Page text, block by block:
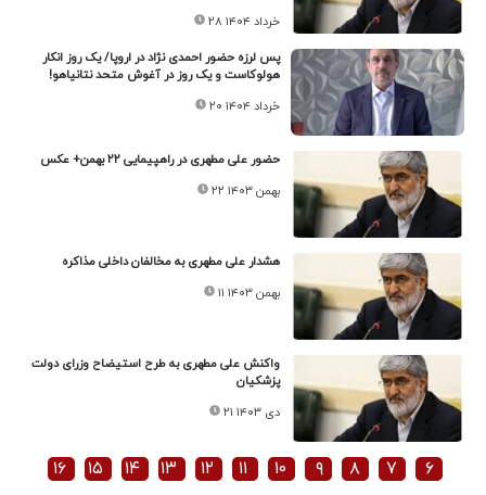
۲۸ خرداد ۱۴۰۴
پس لرزه حضور احمدی نژاد در اروپا/ یک روز انکار
هولوکاست و یک روز در آغوش متحد نتانیاهو!
۲۰ خرداد ۱۴۰۴
حضور علی مطهری در راهپیمایی ۲۲ بهمن+ عکس
۲۲ بهمن ۱۴۰۳
هشدار علی مطهری به مخالفان داخلی مذاکره
۱۱ بهمن ۱۴۰۳
واکنش علی مطهری به طرح استیضاح وزرای دولت
پزشکیان
۲۱ دی ۱۴۰۳
۶ ۷ ۸ ۹ ۱۰ ۱۱ ۱۲ ۱۳ ۱۴ ۱۵ ۱۶